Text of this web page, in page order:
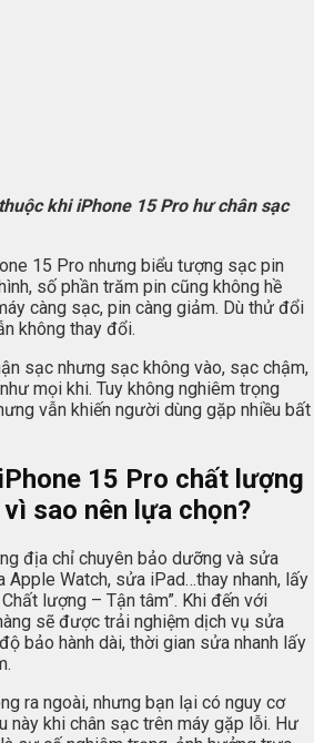
khi iPhone 15 Pro hư chân sạc
15 Pro nhưng biểu tượng sạc pin
số phần trăm pin cũng không hề
càng sạc, pin càng giảm. Dù thử đổi
không thay đổi.
sạc nhưng sạc không vào, sạc chậm,
mọi khi. Tuy không nghiêm trọng
vẫn khiến người dùng gặp nhiều bất
15 Pro chất lượng
sao nên lựa chọn?
địa chỉ chuyên bảo dưỡng và sửa
Apple Watch, sửa iPad…thay nhanh, lấy
lượng – Tận tâm”. Khi đến với
sẽ được trải nghiệm dịch vụ sửa
bảo hành dài, thời gian sửa nhanh lấy
ra ngoài, nhưng bạn lại có nguy cơ
này khi chân sạc trên máy gặp lỗi. Hư